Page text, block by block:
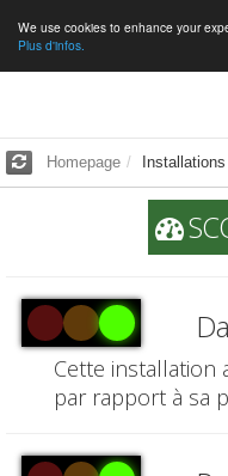
We use cookies to enhance your
Plus d'infos.
Homepage
Cette
par rapport à sa